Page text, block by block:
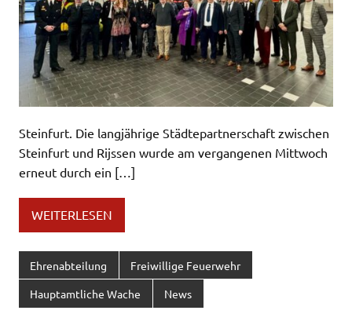
Steinfurt. Die langjährige Städtepartnerschaft zwischen
Steinfurt und Rijssen wurde am vergangenen Mittwoch
erneut durch ein […]
WEITERLESEN
Ehrenabteilung Freiwillige Feuerwehr
Hauptamtliche Wache News